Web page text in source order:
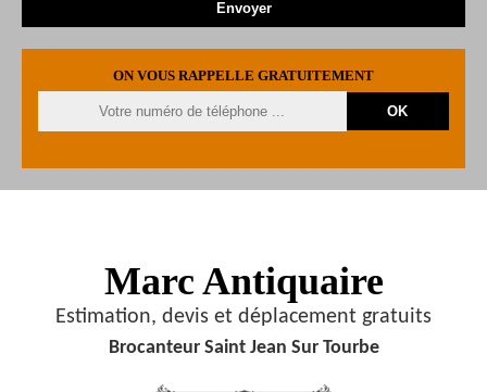
ON VOUS RAPPELLE GRATUITEMENT
Marc Antiquaire
Estimation, devis et déplacement gratuits
Brocanteur Saint Jean Sur Tourbe